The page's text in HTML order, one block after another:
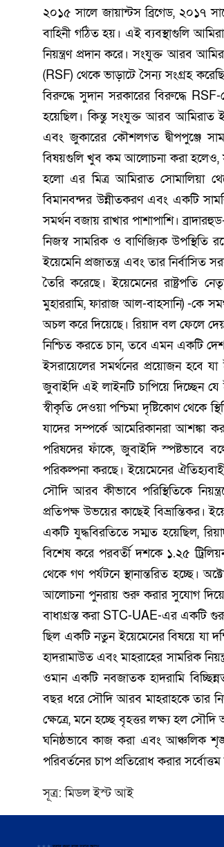
২০১৫ সালে জায়ান্টস ব্রিগেড, ২০১৭
বাহিনী গঠিত হয়। এই ব্যবস্থাগুলি
নিয়ন্ত্রণ প্রদান করে। সংযুক্ত আরব
(RSF) থেকে ভাড়াটে সৈন্য সংগ্রহ
বিরুদ্ধে সুদান সরকারের বিরুদ্ধে
হয়েছিল। কিন্তু সংযুক্ত আরব আমিরাত
এবং জুকারের কৌশলগত দ্বীপপুঞ্জে
বিষয়গুলি খুব কম আলোচনা করা হলেও,
হলো এর মিত্র আমিরাত সোমালিয়া
বিমানবন্দর উন্নীতকরণ এবং একটি
সমর্থন বজায় রাখার পাশাপাশি।
নিজস্ব সামরিক ও বাণিজ্যিক উপস্থিতি
ইয়েমেনি প্রজাতন্ত্র এবং তার নির্বাসিত
তৈরি করেছে। ইয়েমেনের
মুহাররামি, ফারাজ আল-বাহসানি) -কে
অচল করে দিয়েছে। রিয়াদ বল ফেলে দেয়
নিশ্চিত করতে চান, তবে এমন একটি
ইসরায়েলের সমর্থনের প্রয়োজন হবে
জুবাইদি এই লাইনটি চাপিয়ে দিচ্ছেন
স্বীকৃতি দেওয়া পশ্চিমা দৃষ্টিকোণ থেকে
যাদের সম্পর্কে আমেরিকানরা আশঙ্কা
পরিষদের ফাঁকে, জুবাইদি স্পষ্টভাবে
পরিকল্পনা করছে। ইয়েমেনের
সৌদি আরব কীভাবে পরিস্থিতিকে
প্রতিপক্ষ উভয়ের কাছেই
একটি যুদ্ধবিরতিতে সম্মত হয়েছিল,
বিশেষ করে পরবর্তী দশকে ১.২৫
থেকে গণ পর্যটনে স্থানান্তরিত হচ্ছে।
আলোচনা পুনরায় শুরু করার সুযোগ
বাধাগ্রস্ত করা STC-UAE-এর একটি
ছিল একটি নতুন ইয়েমেনের বিষয়ে যা
হাদরামাউত এবং মাহরাহের সামরিক
ওমান একটি নবজাতক হাদরামি
বছর ধরে সৌদি আরব মাহরাহকে তার
ক্ষেত্রে, মনে হচ্ছে বৃহত্তর লক্ষ্য হল
ঘনিষ্ঠভাবে কাজ করা এবং আঞ্চলিক
পরিবর্তনের চাপ প্রতিরোধ করার
সূত্র: মিডল ইস্ট আই